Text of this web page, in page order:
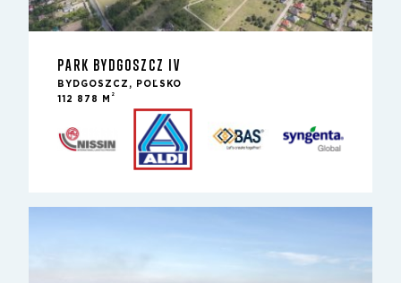
PARK BYDGOSZCZ IV
BYDGOSZCZ, POĽSKO
112 878 M
2